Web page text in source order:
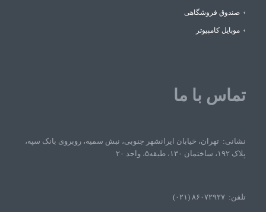
صندوق فروشگاهی
موبایل کامپیوتر
تماس با ما
نشانی: تهران، خیابان ایرانشهر جنوبی، نبش سمیه، روبروی بانک سپه،
پلاک ۱۹۲، ساختمان ۱۳۰، طبقه۵، واحد ۲۰
تلفن: ۸۶۰۷۲۹۲۷ (۰۲۱)